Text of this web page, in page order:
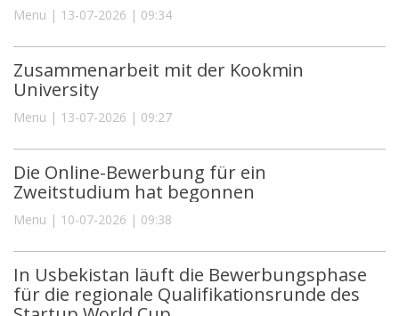
Menu | 13-07-2026 | 09:34
Zusammenarbeit mit der Kookmin
University
Menu | 13-07-2026 | 09:27
Die Online-Bewerbung für ein
Zweitstudium hat begonnen
Menu | 10-07-2026 | 09:38
In Usbekistan läuft die Bewerbungsphase
für die regionale Qualifikationsrunde des